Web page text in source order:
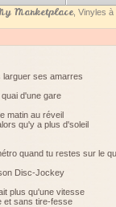
Marketplace, Vinyles à
larguer ses amarres
d'une gare
matin au réveil
qu'y a plus d'soleil
quand tu restes sur le
Disc-Jockey
plus qu'une vitesse
et sans tire-fesse